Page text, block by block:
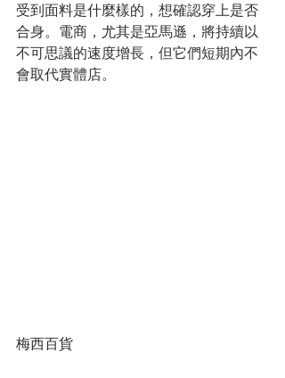
受到面料是什麼樣的，想確認穿上是否
合身。電商，尤其是亞馬遜，將持續以
不可思議的速度增長，但它們短期內不
會取代實體店。
梅西百貨